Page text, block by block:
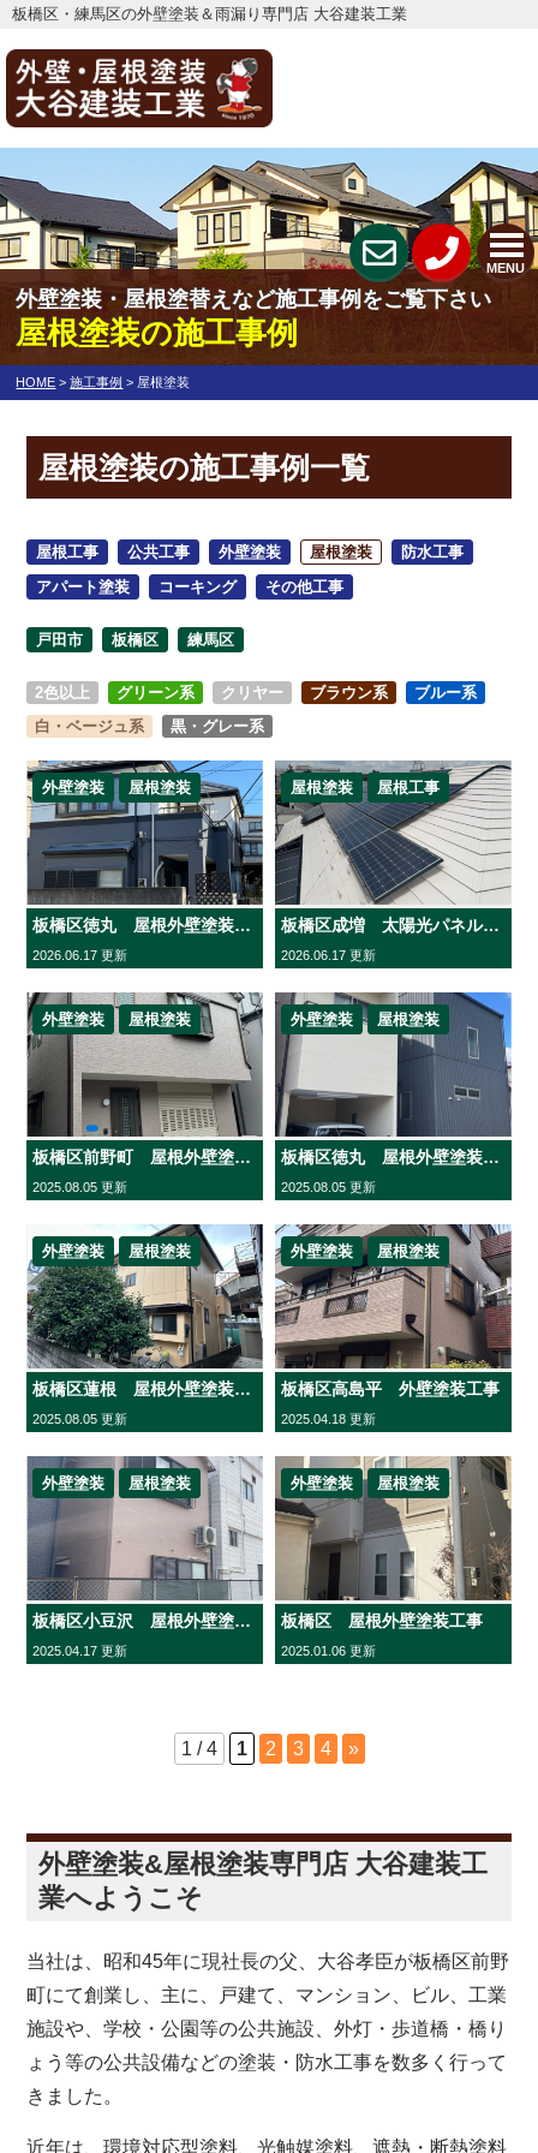
板橋区・練馬区の外壁塗装＆雨漏り専門店 大谷建装工業
MENU
外壁塗装・屋根塗替えなど施工事例をご覧下さい
屋根塗装の施工事例
HOME >施工事例 > 屋根塗装
屋根塗装の施工事例一覧
屋根工事 公共工事 外壁塗装 屋根塗装
防水工事
アパート塗装
コーキング その他工事
戸田市 板橋区 練馬区
2色以上 グリーン系 クリヤー ブラウン系
ブルー系
白・ベージュ系
黒・グレー系
板橋区徳丸 屋根外壁塗装工事 シリコンRevo艶有
2026.06.17 更新
外壁塗装 屋根塗装
板橋区成増 太陽光パネル付き屋根塗装工事
2026.06.17 更新
屋根塗装 屋根工事
板橋区前野町 屋根外壁塗装工事
2025.08.05 更新
外壁塗装 屋根塗装
板橋区徳丸 屋根外壁塗装工事
2025.08.05 更新
外壁塗装 屋根塗装
板橋区蓮根 屋根外壁塗装工事
2025.08.05 更新
外壁塗装 屋根塗装
板橋区高島平 外壁塗装工事
2025.04.18 更新
外壁塗装 屋根塗装
板橋区小豆沢 屋根外壁塗装工事
2025.04.17 更新
外壁塗装 屋根塗装
板橋区 屋根外壁塗装工事
2025.01.06 更新
外壁塗装 屋根塗装
1 / 4 1 2 3 4 »
外壁塗装&屋根塗装専門店 大谷建装工
業へようこそ
当社は、昭和45年に現社長の父、大谷孝臣が板橋区前野
町にて創業し、主に、戸建て、マンション、ビル、工業
施設や、学校・公園等の公共施設、外灯・歩道橋・橋り
ょう等の公共設備などの塗装・防水工事を数多く行って
きました。
近年は、環境対応型塗料、光触媒塗料、遮熱・断熱塗料